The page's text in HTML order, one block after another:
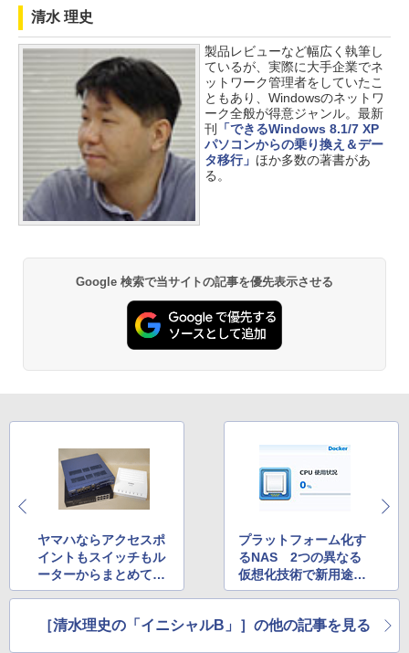
清水 理史
製品レビューなど幅広く執筆し
ているが、実際に大手企業でネ
ットワーク管理者をしていたこ
ともあり、Windowsのネットワ
ーク全般が得意ジャンル。最新
刊
「できるWindows 8.1/7 XP
パソコンからの乗り換え＆デー
タ移行」 ほか多数の著書があ
る。
Google 検索で当サイトの記事を優先表示させる
ヤマハならアクセスポ
イントもスイッチもル
ーターからまとめて管
理 「LANマップ」で
線LAN環境とは
プラットフォーム化す
るNAS 2つの異なる
仮想化技術で新用途を
開拓するQNAPとSyno
［清水理史の「イニシャルB」］の他の記事を見る